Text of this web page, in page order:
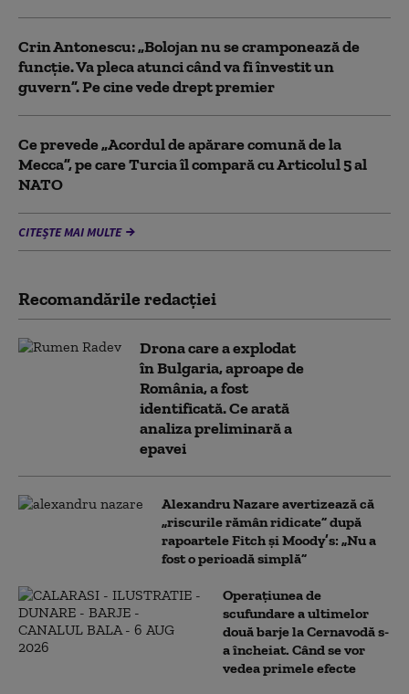
Crin Antonescu: „Bolojan nu se cramponează de
funcție. Va pleca atunci când va fi învestit un
guvern”. Pe cine vede drept premier
Ce prevede „Acordul de apărare comună de la
Mecca”, pe care Turcia îl compară cu Articolul 5 al
NATO
CITEȘTE MAI MULTE
Recomandările redacţiei
Drona care a explodat
în Bulgaria, aproape de
România, a fost
identificată. Ce arată
analiza preliminară a
epavei
Alexandru Nazare avertizează că
„riscurile rămân ridicate” după
rapoartele Fitch și Moody’s: „Nu a
fost o perioadă simplă”
Operațiunea de
scufundare a ultimelor
două barje la Cernavodă s-
a încheiat. Când se vor
vedea primele efecte